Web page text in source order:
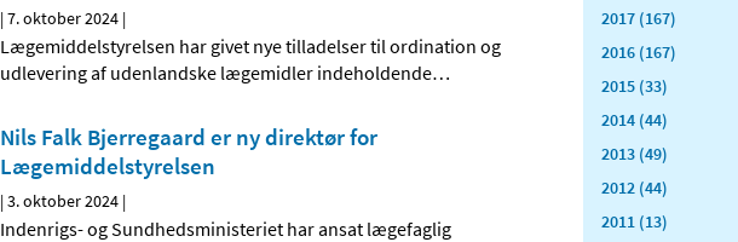
|7. oktober 2024 |
Lægemiddelstyrelsen har givet nye tilladelser til ordination og
udlevering af udenlandske lægemidler indeholdende…
Nils Falk Bjerregaard er ny direktør for
Lægemiddelstyrelsen
|3. oktober 2024 |
Indenrigs- og Sundhedsministeriet har ansat lægefaglig
2017 (167)
2016 (167)
2015 (33)
2014 (44)
2013 (49)
2012 (44)
2011 (13)